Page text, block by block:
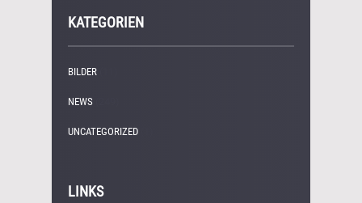
KATEGORIEN
BILDER
NEWS
UNCATEGORIZED
LINKS